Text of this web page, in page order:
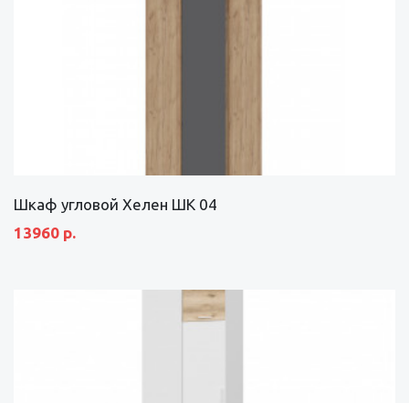
Шкаф угловой Хелен ШК 04
13960 р.